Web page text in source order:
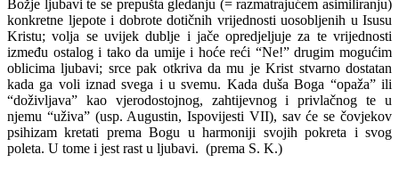
Božje ljubavi te se prepušta gledanju (= razmatrajućem asimiliranju)
konkretne ljepote i dobrote dotičnih vrijednosti uosobljenih u Isusu
Kristu; volja se uvijek dublje i jače opredjeljuje za te vrijednosti
između ostalog i tako da umije i hoće reći “Ne!” drugim mogućim
oblicima ljubavi; srce pak otkriva da mu je Krist stvarno dostatan
kada ga voli iznad svega i u svemu. Kada duša Boga “opaža” ili
“doživljava” kao vjerodostojnog, zahtijevnog i privlačnog te u
njemu “uživa” (usp. Augustin, Ispovijesti VII), sav će se čovjekov
psihizam kretati prema Bogu u harmoniji svojih pokreta i svog
poleta. U tome i jest rast u ljubavi. (prema S. K.)